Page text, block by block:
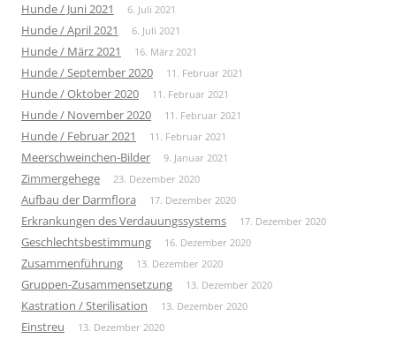
Hunde / Juni 2021 6. Juli 2021
Hunde / April 2021 6. Juli 2021
Hunde / März 2021 16. März 2021
Hunde / September 2020 11. Februar 2021
Hunde / Oktober 2020 11. Februar 2021
Hunde / November 2020 11. Februar 2021
Hunde / Februar 2021 11. Februar 2021
Meerschweinchen-Bilder 9. Januar 2021
Zimmergehege 23. Dezember 2020
Aufbau der Darmflora 17. Dezember 2020
Erkrankungen des Verdauungssystems 17. Dezember 2020
Geschlechtsbestimmung 16. Dezember 2020
Zusammenführung 13. Dezember 2020
Gruppen-Zusammensetzung 13. Dezember 2020
Kastration / Sterilisation 13. Dezember 2020
Einstreu 13. Dezember 2020